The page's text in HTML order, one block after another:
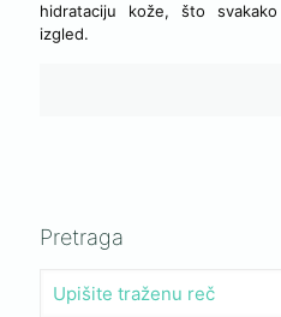
hidrataciju kože, što
izgled.
Pretraga